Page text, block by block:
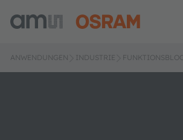
ANWENDUNGEN INDUSTRIE